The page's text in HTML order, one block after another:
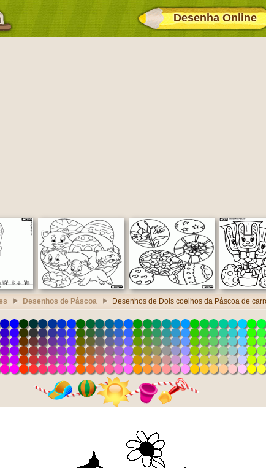
Desenha Online
Desenhos de Páscoa Desenhos de Dois coelhos da Páscoa de